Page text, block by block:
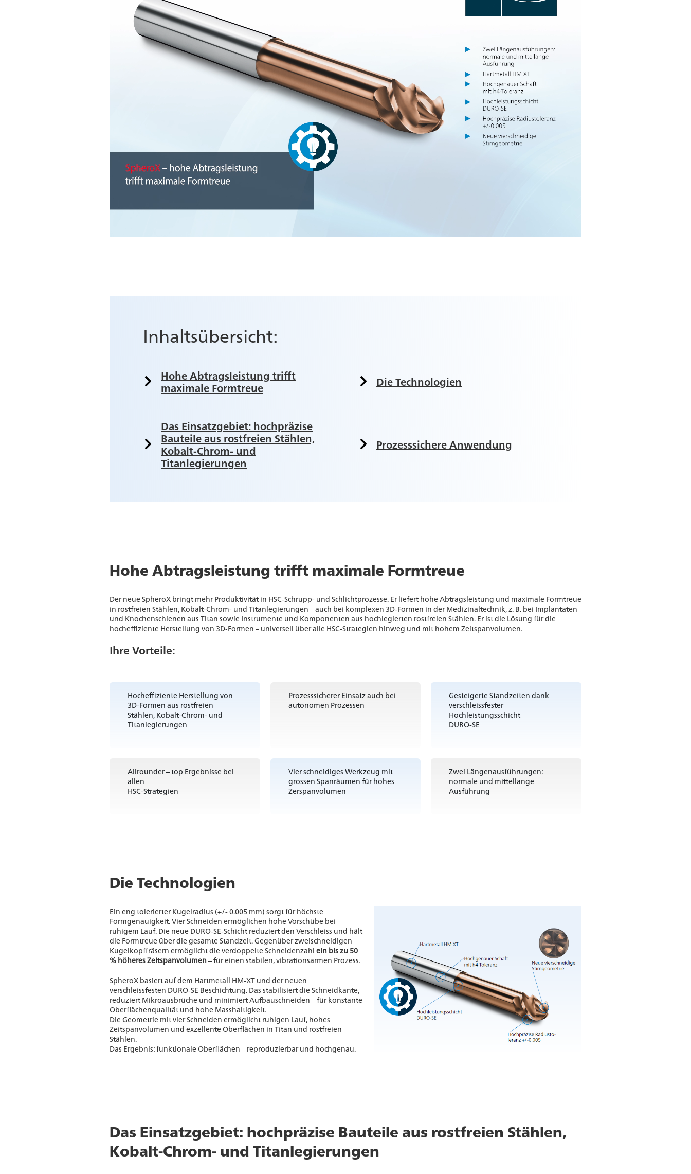
Inhaltsübersicht:
Hohe Abtragsleistung trifft
maximale Formtreue
Die Technologien
Das Einsatzgebiet: hochpräzise
Bauteile aus rostfreien Stählen,
Kobalt-Chrom- und
Titanlegierungen
Prozesssichere Anwendung
Hohe Abtragsleistung trifft maximale Formtreue
Der neue SpheroX bringt mehr Produktivität in HSC‑Schrupp- und Schlichtprozesse. Er liefert hohe Abtragsleistung und maximale Formtreue
in rostfreien Stählen, Kobalt-Chrom- und Titanlegierungen – auch bei komplexen 3D‑Formen in der Medizinaltechnik, z. B. bei Implantaten
und Knochenschienen aus Titan sowie Instrumente und Komponenten aus hochlegierten rostfreien Stählen. Er ist die Lösung für die
hocheffiziente Herstellung von 3D‑Formen – universell über alle HSC‑Strategien hinweg und mit hohem Zeitspanvolumen.
Ihre Vorteile:
Hocheffiziente Herstellung von
3D-Formen aus rostfreien
Stählen, Kobalt-Chrom- und
Titanlegierungen
Prozesssicherer Einsatz auch bei
autonomen Prozessen
Gesteigerte Standzeiten dank
verschleissfester
Hochleistungsschicht
DURO-SE
Allrounder – top Ergebnisse bei
allen
HSC-Strategien
Vier schneidiges Werkzeug mit
grossen Spanräumen für hohes
Zerspanvolumen
Zwei Längenausführungen:
normale und mittellange
Ausführung
Die Technologien
Ein eng tolerierter Kugelradius (+/- 0.005 mm) sorgt für höchste
Formgenauigkeit. Vier Schneiden ermöglichen hohe Vorschübe bei
ruhigem Lauf. Die neue DURO‑SE‑Schicht reduziert den Verschleiss und hält
die Formtreue über die gesamte Standzeit. Gegenüber zweischneidigen
Kugelkopffräsern ermöglicht die verdoppelte Schneidenzahl ein bis zu 50
% höheres Zeitspanvolumen – für einen stabilen, vibrationsarmen Prozess.
SpheroX basiert auf dem Hartmetall HM‑XT und der neuen
verschleissfesten DURO‑SE Beschichtung. Das stabilisiert die Schneidkante,
reduziert Mikroausbrüche und minimiert Aufbauschneiden – für konstante
Oberflächenqualität und hohe Masshaltigkeit.
Die Geometrie mit vier Schneiden ermöglicht ruhigen Lauf, hohes
Zeitspanvolumen und exzellente Oberflächen in Titan und rostfreien
Stählen.
Das Ergebnis: funktionale Oberflächen – reproduzierbar und hochgenau.
Das Einsatzgebiet: hochpräzise Bauteile aus rostfreien Stählen,
Kobalt-Chrom- und Titanlegierungen